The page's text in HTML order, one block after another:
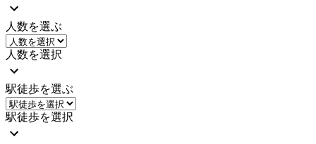
人数を選ぶ
人数を選択
駅徒歩を選ぶ
駅徒歩を選択